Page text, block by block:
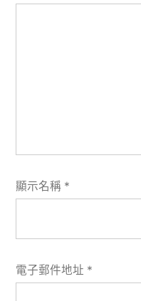
顯示名稱 *
電子郵件地址 *